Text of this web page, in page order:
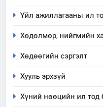
Үйл ажиллагааны ил
Хөдөлмөр, нийгмийн
Хөдөөгийн сэргэлт
Хууль эрхзүй
Хүний нөөцийн ил тод
ИЛ